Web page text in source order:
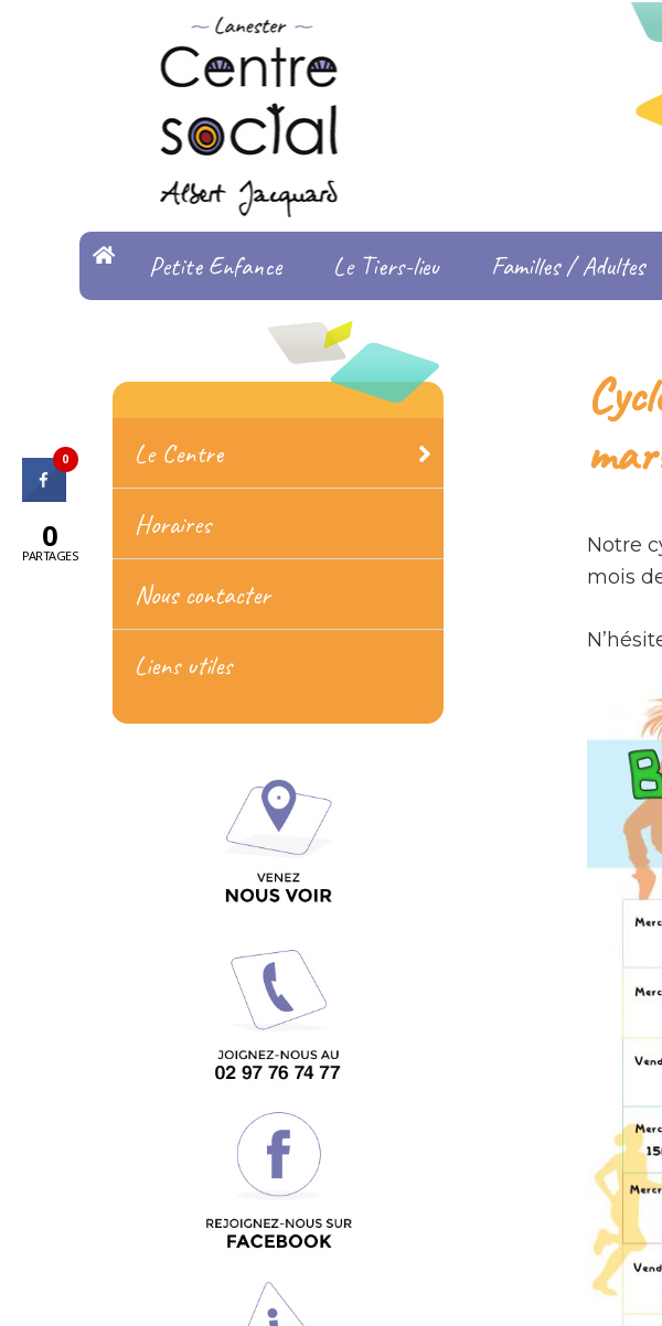
Petite Enfance Le Tiers-lieu Familles / Adultes
Notre
mois
Le Centre
Horaires
Nous contacter
Liens utiles
0
0
PARTAGES